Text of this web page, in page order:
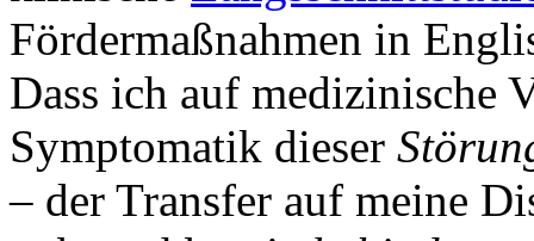
Fördermaßnahmen in
Dass ich auf medizinische
Symptomatik dieser
– der Transfer auf meine